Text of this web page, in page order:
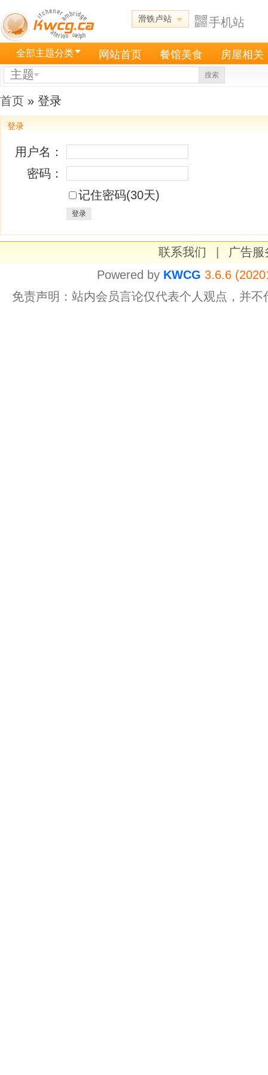
滑铁卢站 手机站
全部主题分类 网站首页 餐馆美食 房屋相关
主题 搜索
首页 » 登录
登录
用户名：
密码：
记住密码(30天)
登录
联系我们
广告服
Powered by KWCG 3.6.6
免责声明：站内会员言论仅代表个人观点，并